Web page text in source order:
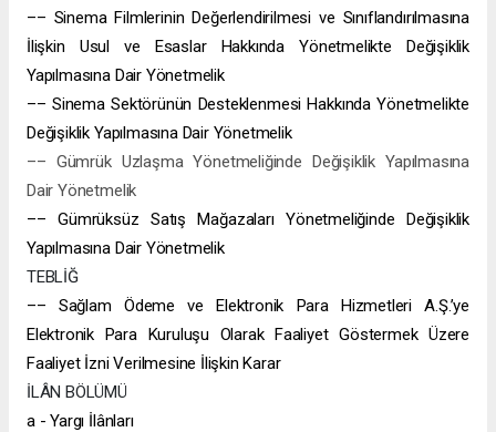
–– Sinema Filmlerinin Değerlendirilmesi ve Sınıflandırılmasına
İlişkin Usul ve Esaslar Hakkında Yönetmelikte Değişiklik
Yapılmasına Dair Yönetmelik
–– Sinema Sektörünün Desteklenmesi Hakkında Yönetmelikte
Değişiklik Yapılmasına Dair Yönetmelik
–– Gümrük Uzlaşma Yönetmeliğinde Değişiklik Yapılmasına
Dair Yönetmelik
–– Gümrüksüz Satış Mağazaları Yönetmeliğinde Değişiklik
Yapılmasına Dair Yönetmelik
TEBLİĞ
–– Sağlam Ödeme ve Elektronik Para Hizmetleri A.Ş.’ye
Elektronik Para Kuruluşu Olarak Faaliyet Göstermek Üzere
Faaliyet İzni Verilmesine İlişkin Karar
İLÂN BÖLÜMÜ
a - Yargı İlânları